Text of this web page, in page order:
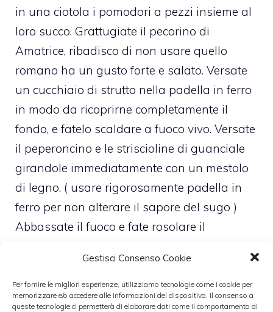
Gestisci Consenso Cookie
Per fornire le migliori esperienze, utilizziamo tecnologie come i cookie per
memorizzare e/o accedere alle informazioni del dispositivo. Il consenso a
queste tecnologie ci permetterà di elaborare dati come il comportamento di
in una ciotola i pomodori a pezzi insieme al
loro succo. Grattugiate il pecorino di
Amatrice, ribadisco di non usare quello
romano ha un gusto forte e salato. Versate
un cucchiaio di strutto nella padella in ferro
in modo da ricoprirne completamente il
fondo, e fatelo scaldare a fuoco vivo. Versate
il peperoncino e le striscioline di guanciale
girandole immediatamente con un mestolo
di legno. ( usare rigorosamente padella in
ferro per non alterare il sapore del sugo )
Abbassate il fuoco e fate rosolare il
abbia raggiunto la giusta coloritura giallo
dorato. ( Attenzione, qui bisogna cogliere il
momento determinante che potrebbe essere